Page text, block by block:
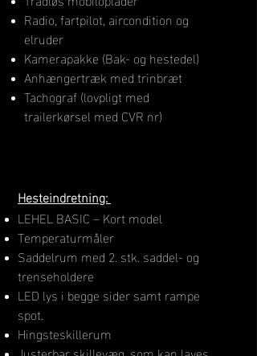
Radio, fartpilot, aircondition og
elruder
Kamerapakke (Bak- og hestedel)
Anhængertræk med trinbræt
Tachograf (lovpligt med
trailerkørsel med CVR nr)
H​esteindretning:
LEHEL BASIC – Kort model
Temperaturmåler
Saddelrum med 2. stk. saddel- og
trenseholdere
LED lys i begge sider samt rampe
spot.
Hingsteskillerum